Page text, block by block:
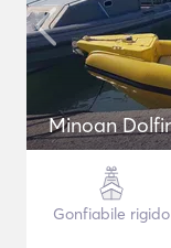
Minoan
Gonfiabile rigido